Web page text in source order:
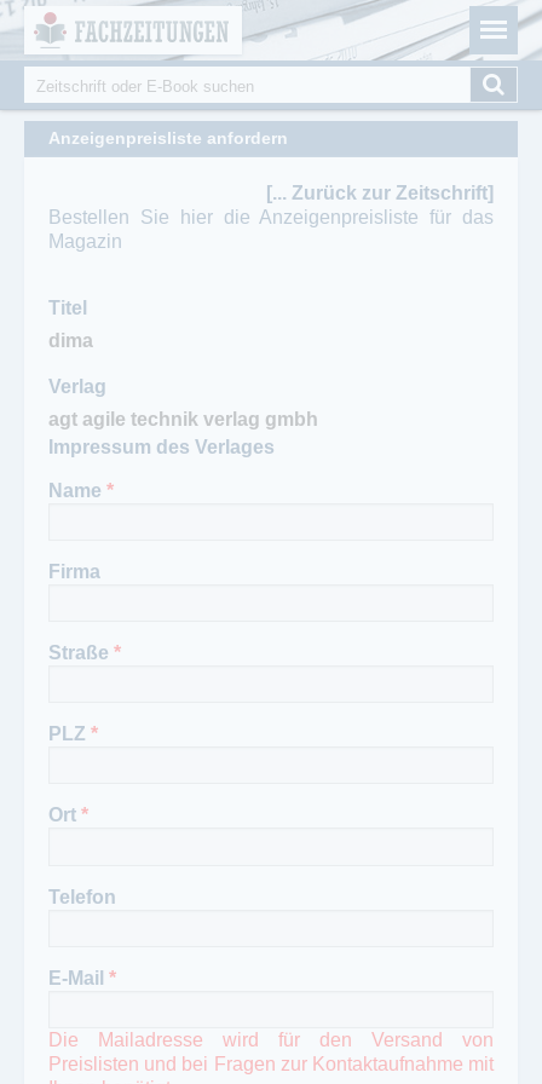
Fachzeitungen.de - Das unabhängige Portal für
Fachmagazine Fachpublikationen & eBooks
Suchformular
Suche
Anzeigenpreisliste anfordern
[... Zurück zur Zeitschrift]
Bestellen Sie hier die Anzeigenpreisliste für das
Magazin
Titel
Verlag
Impressum des Verlages
Name *
Firma
Straße *
PLZ *
Ort *
Telefon
E-Mail *
Die Mailadresse wird für den Versand von
Preislisten und bei Fragen zur Kontaktaufnahme mit
Cookie-Einstellungen